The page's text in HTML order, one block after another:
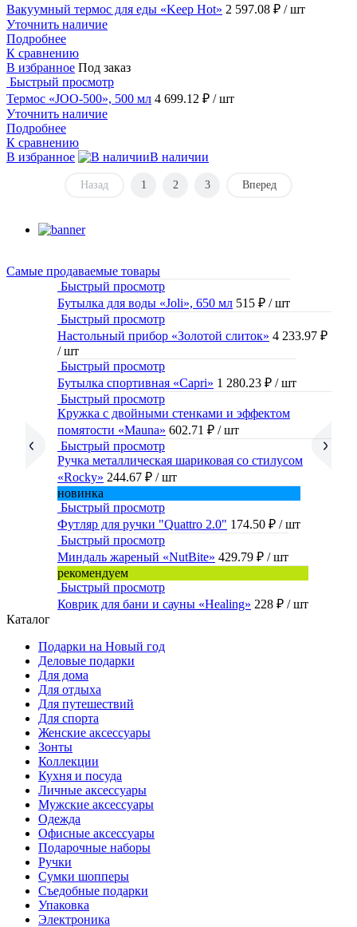
Вакуумный термос для еды «Keep Hot» 2 597.08 ₽ / шт
Уточнить наличие
Подробнее
К сравнению
В избранное Под заказ
Быстрый просмотр
Термос «JOO-500», 500 мл 4 699.12 ₽ / шт
Уточнить наличие
Подробнее
К сравнению
В избранное
В наличии
Назад 1 2 3 Вперед
Самые продаваемые товары
Быстрый просмотр
Бутылка для воды «Joli», 650 мл 515 ₽ / шт
Быстрый просмотр
Настольный прибор «Золотой слиток» 4 233.97 ₽
/ шт
Быстрый просмотр
Бутылка спортивная «Capri» 1 280.23 ₽ / шт
Быстрый просмотр
Кружка с двойными стенками и эффектом
помятости «Mauna» 602.71 ₽ / шт
Быстрый просмотр
Ручка металлическая шариковая со стилусом
«Rocky» 244.67 ₽ / шт
новинка
Быстрый просмотр
Футляр для ручки "Quattro 2.0" 174.50 ₽ / шт
Быстрый просмотр
Миндаль жареный «NutBite» 429.79 ₽ / шт
рекомендуем
Быстрый просмотр
Коврик для бани и сауны «Healing» 228 ₽ / шт
Каталог
Подарки на Новый год
Деловые подарки
Для дома
Для отдыха
Для путешествий
Для спорта
Женские аксессуары
Зонты
Коллекции
Кухня и посуда
Личные аксессуары
Мужские аксессуары
Одежда
Офисные аксессуары
Подарочные наборы
Ручки
Сумки шопперы
Съедобные подарки
Упаковка
Электроника